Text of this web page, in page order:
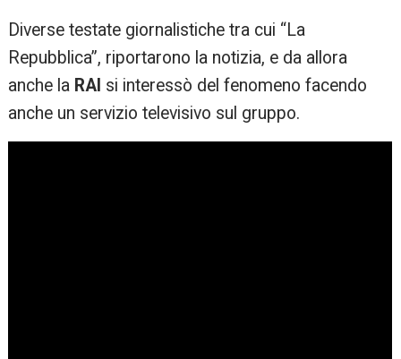
Diverse testate giornalistiche tra cui “La
Repubblica”, riportarono la notizia, e da allora
anche la RAI si interessò del fenomeno facendo
anche un servizio televisivo sul gruppo.